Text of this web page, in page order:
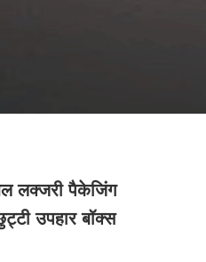
लक्जरी पैकेजिंग
उपहार बॉक्स